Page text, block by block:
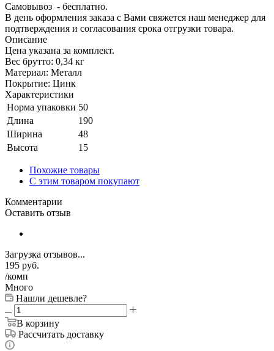
Самовывоз - бесплатно.
В день оформления заказа с Вами свяжется наш менеджер для
подтверждения и согласования срока отгрузки товара.
Описание
Цена указана за комплект.
Вес брутто: 0,34 кг
Материал: Металл
Покрытие: Цинк
Характеристики
Норма упаковки 50
Длина
190
Ширина
48
Высота
15
Похожие товары
С этим товаром покупают
Комментарии
Оставить отзыв
Загрузка отзывов...
195 руб.
/комп
Много
Нашли дешевле?
В корзину
Рассчитать доставку